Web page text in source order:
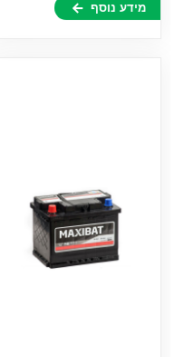
מידע נוסף